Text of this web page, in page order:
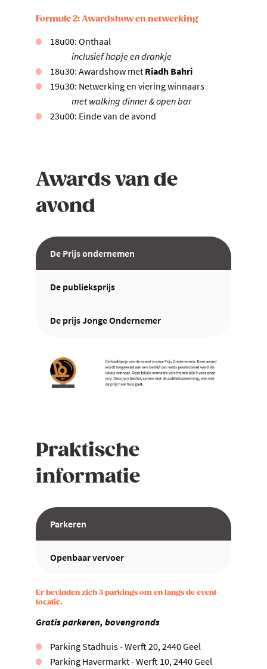
Formule 2: Awardshow en netwerking
18u00: Onthaal
inclusief hapje en drankje
18u30: Awardshow met Riadh Bahri
19u30: Netwerking en viering winnaars
met walking dinner & open bar
23u00: Einde van de avond
Awards van de
avond
De Prijs ondernemen
De publieksprijs
De prijs Jonge Ondernemer
Praktische
informatie
Parkeren
Openbaar vervoer
Er bevinden zich 3 parkings om en langs de event
locatie.
Gratis parkeren, bovengronds
Parking Stadhuis - Werft 20, 2440 Geel
Parking Havermarkt - Werft 10, 2440 Geel